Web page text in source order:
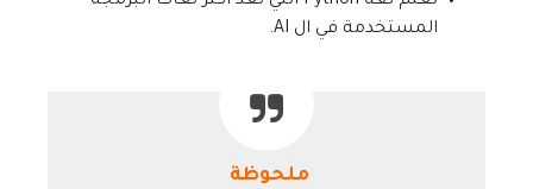
المستخدمة في ال AI.
ملحوظة